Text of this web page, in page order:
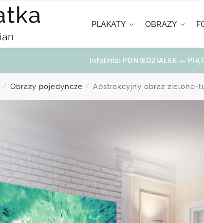
PLAKATY OBRAZY
Infolinia: PONIEDZIAŁEK —
/ Obrazy pojedyncze / Abstrakcyjny obraz zielono-